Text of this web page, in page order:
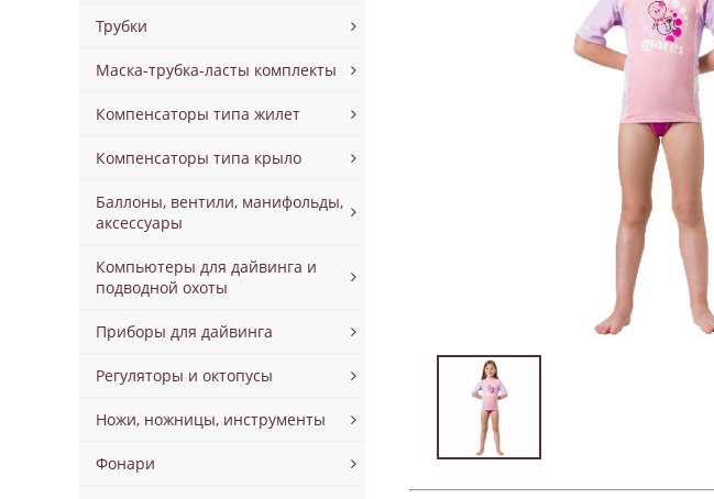
Трубки
Маска-трубка-ласты комплекты
Компенсаторы типа жилет
Компенсаторы типа крыло
Баллоны, вентили, манифольды,
аксессуары
Компьютеры для дайвинга и
подводной охоты
Приборы для дайвинга
Регуляторы и октопусы
Ножи, ножницы, инструменты
Фонари